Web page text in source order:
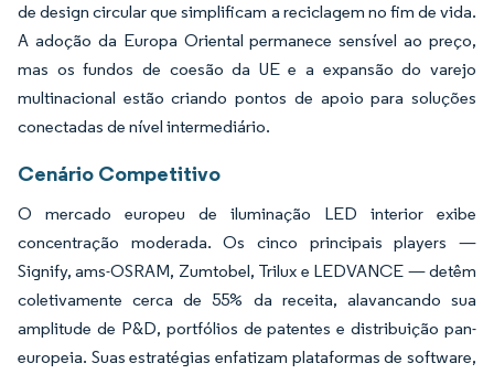
de design circular que simplificam a reciclagem no fim de vida.
A adoção da Europa Oriental permanece sensível ao preço,
mas os fundos de coesão da UE e a expansão do varejo
multinacional estão criando pontos de apoio para soluções
conectadas de nível intermediário.
Cenário Competitivo
O mercado europeu de iluminação LED interior exibe
concentração moderada. Os cinco principais players —
Signify, ams-OSRAM, Zumtobel, Trilux e LEDVANCE — detêm
coletivamente cerca de 55% da receita, alavancando sua
amplitude de P&D, portfólios de patentes e distribuição pan-
europeia. Suas estratégias enfatizam plataformas de software,